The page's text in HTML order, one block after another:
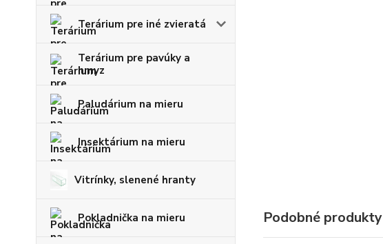
Terárium pre iné zvieratá
Terárium pre pavúky a
hmyz
Paludárium na mieru
Insektárium na mieru
Vitrínky, slenené hranty
Pokladnička na mieru Podobné produkty